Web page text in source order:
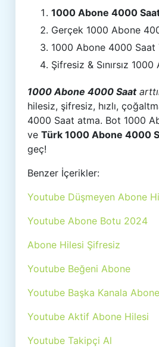
1000 Abone 4000
Gerçek 1000 Abone
1000 Abone 4000 Saat
Şifresiz & Sınırsız
1000 Abone 4000 Saat
hilesiz, şifresiz, hızlı,
4000 Saat atma. Bot 1000
veTürk 1000 Abone 4000
geç!
Benzer İçerikler:
Youtube Düşmeyen Abone
Youtube Abone Botu 2024
Abone Hilesi Şifresiz
Youtube Beğeni Abone
Youtube Başka Kanala
Youtube Aktif Abone Hilesi
Youtube Takipçi Al